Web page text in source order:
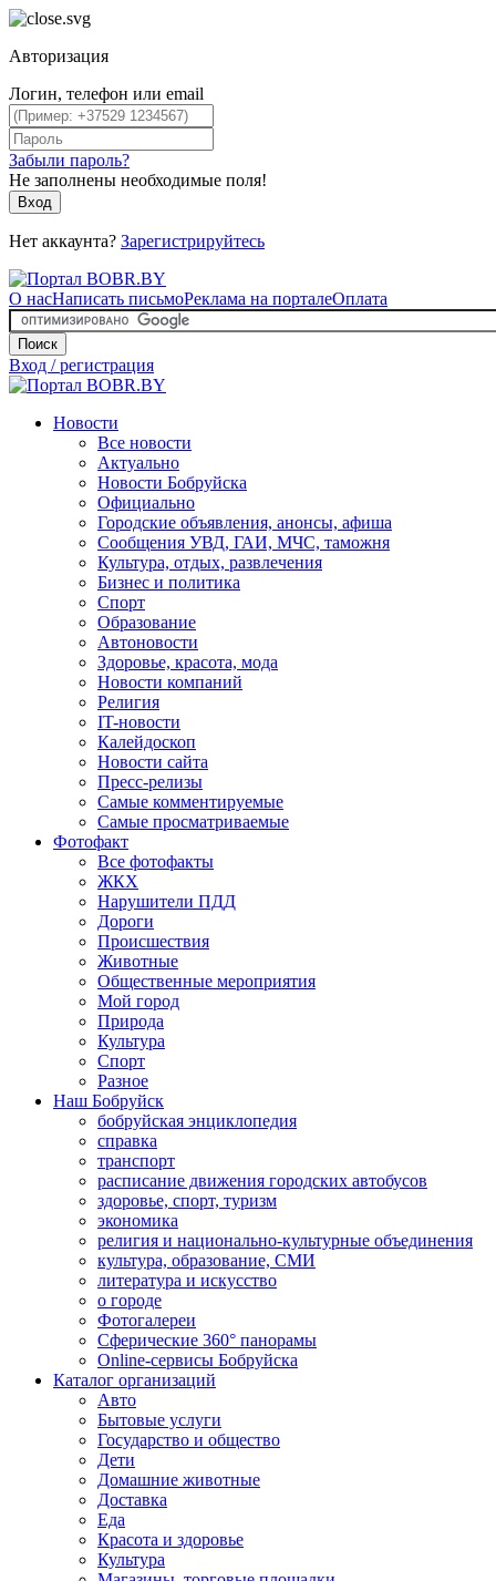
Авторизация
Логин, телефон или email
Забыли пароль?
Не заполнены необходимые поля!
Вход
Нет аккаунта? Зарегистрируйтесь
О насНаписать письмоРеклама на порталеОплата
Поиск
Вход / регистрация
Новости
Все новости
Актуально
Новости Бобруйска
Официально
Городские объявления, анонсы, афиша
Сообщения УВД, ГАИ, МЧС, таможня
Культура, отдых, развлечения
Бизнес и политика
Спорт
Образование
Автоновости
Здоровье, красота, мода
Новости компаний
Религия
IT-новости
Калейдоскоп
Новости сайта
Пресс-релизы
Самые комментируемые
Самые просматриваемые
Фотофакт
Все фотофакты
ЖКХ
Нарушители ПДД
Дороги
Происшествия
Животные
Общественные мероприятия
Мой город
Природа
Культура
Спорт
Разное
Наш Бобруйск
бобруйская энциклопедия
справка
транспорт
расписание движения городских автобусов
здоровье, спорт, туризм
экономика
религия и национально-культурные объединения
культура, образование, СМИ
литература и искусство
о городе
Фотогалереи
Сферические 360° панорамы
Online-сервисы Бобруйска
Каталог организаций
Авто
Бытовые услуги
Государство и общество
Дети
Домашние животные
Доставка
Еда
Красота и здоровье
Культура